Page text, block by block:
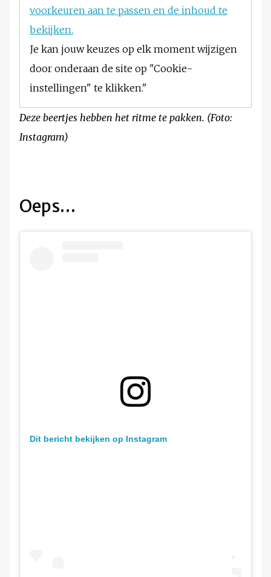
voorkeuren aan te passen en de inhoud te
bekijken.
Je kan jouw keuzes op elk moment wijzigen
door onderaan de site op "Cookie-
instellingen" te klikken."
Deze beertjes hebben het ritme te pakken. (Foto:
Instagram)
Oeps…
Dit bericht bekijken op Instagram